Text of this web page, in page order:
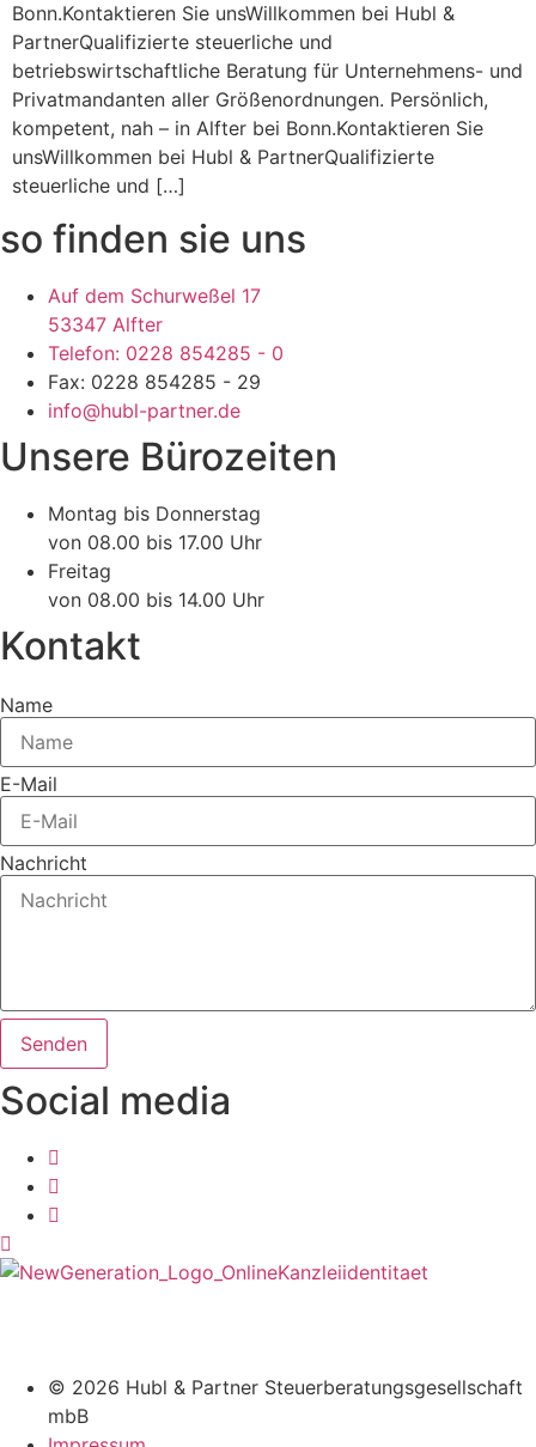
Bonn.Kontaktieren Sie unsWillkommen bei Hubl &
PartnerQualifizierte steuerliche und
betriebswirtschaftliche Beratung für Unternehmens- und
Privatmandanten aller Größenordnungen. Persönlich,
kompetent, nah – in Alfter bei Bonn.Kontaktieren Sie
unsWillkommen bei Hubl & PartnerQualifizierte
steuerliche und […]
so finden sie uns
Auf dem Schurweßel 17
53347 Alfter
Telefon: 0228 854285 - 0
Fax: 0228 854285 - 29
info@hubl-partner.de
Unsere Bürozeiten
Montag bis Donnerstag
von 08.00 bis 17.00 Uhr
Freitag
von 08.00 bis 14.00 Uhr
Kontakt
Name
E-Mail
Nachricht
Senden
Social media
© 2026 Hubl & Partner Steuerberatungsgesellschaft
mbB